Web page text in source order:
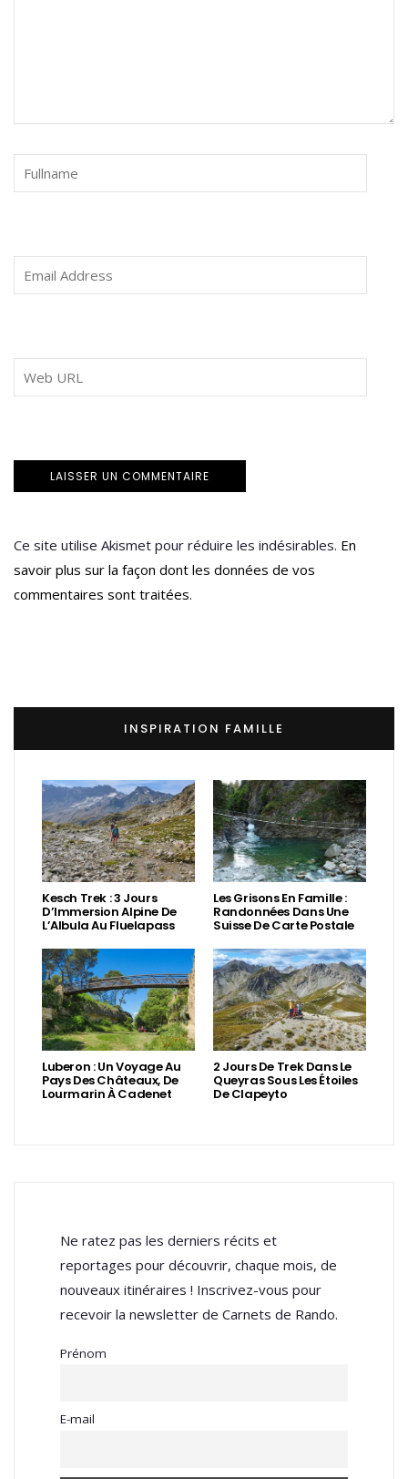
Ce site utilise Akismet pour réduire les indésirables. En
savoir plus sur la façon dont les données de vos
commentaires sont traitées.
INSPIRATION FAMILLE
Kesch Trek : 3 Jours
D’Immersion Alpine De
L’Albula Au Fluelapass
Les Grisons En Famille :
Randonnées Dans Une
Suisse De Carte Postale
Luberon : Un Voyage Au
Pays Des Châteaux, De
Lourmarin À Cadenet
2 Jours De Trek Dans Le
Queyras Sous Les Étoiles
De Clapeyto
Ne ratez pas les derniers récits et
reportages pour découvrir, chaque mois, de
nouveaux itinéraires ! Inscrivez-vous pour
recevoir la newsletter de Carnets de Rando.
Prénom
E-mail